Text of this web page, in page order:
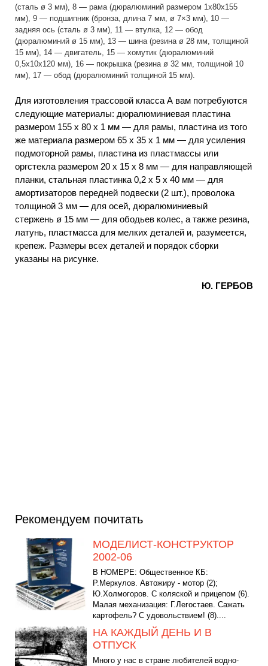
(сталь ø 3 мм), 8 — рама (дюралюминий размером 1x80x155
мм), 9 — подшипник (бронза, длина 7 мм, ø 7×3 мм), 10 —
задняя ось (сталь ø 3 мм), 11 — втулка, 12 — обод
(дюралюминий ø 15 мм), 13 — шина (резина ø 28 мм, толщиной
15 мм), 14 — двигатель, 15 — хомутик (дюралюминий
0,5x10x120 мм), 16 — покрышка (резина ø 32 мм, толщиной 10
мм), 17 — обод (дюралюминий толщиной 15 мм).
Для изготовления трассовой класса А вам потребуются
следующие материалы: дюралюминиевая пластина
размером 155 х 80 х 1 мм — для рамы, пластина из того
же материала размером 65 х 35 х 1 мм — для усиления
подмоторной рамы, пластина из пластмассы или
оргстекла размером 20 х 15 х 8 мм — для направляющей
планки, стальная пластинка 0,2 х 5 х 40 мм — для
амортизаторов передней подвески (2 шт.), проволока
толщиной 3 мм — для осей, дюралюминиевый
стержень ø 15 мм — для ободьев колес, а также резина,
латунь, пластмасса для мелких деталей и, разумеется,
крепеж. Размеры всех деталей и порядок сборки
указаны на рисунке.
Ю. ГЕРБОВ
Рекомендуем почитать
МОДЕЛИСТ-КОНСТРУКТОР
2002-06
В НОМЕРЕ: Общественное КБ:
Р.Меркулов. Автожиру - мотор (2);
Ю.Холмогоров. С коляской и прицепом (6).
Малая механизация: Г.Легостаев. Сажать
картофель? С удовольствием! (8)....
НА КАЖДЫЙ ДЕНЬ И В
ОТПУСК
Много у нас в стране любителей водно-